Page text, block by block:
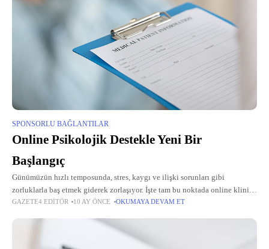
SPONSORLU BAĞLANTILAR
Online Psikolojik Destekle Yeni Bir
Başlangıç
Günümüzün hızlı temposunda, stres, kaygı ve ilişki sorunları gibi
zorluklarla baş etmek giderek zorlaşıyor. İşte tam bu noktada online klinik
psikolog hizmetleri devreye girerek, bireylere profesyonel bir el uzatıyor.
GAZETE4 EDITÖR 10 AY ÖNCE OKUMAYA DEVAM ET